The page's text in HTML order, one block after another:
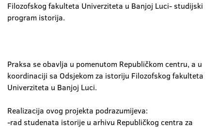
Filozofskog fakulteta Univerziteta u Banjoj Luci- studijski
program istorija.
Praksa se obavlja u pomenutom Republičkom centru, a u
koordinaciji sa Odsjekom za istoriju Filozofskog fakulteta
Univerziteta u Banjoj Luci.
Realizacija ovog projekta podrazumijeva:
-rad studenata istorije u arhivu Republičkog centra za